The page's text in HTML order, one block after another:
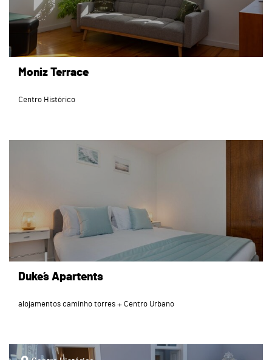
Moniz Terrace
Centro Histórico
Duke´s Apartents
alojamentos caminho torres Centro Urbano
page